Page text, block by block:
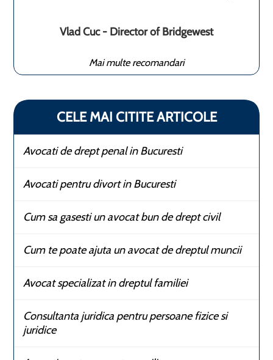
Vlad Cuc - Director of Bridgewest
Mai multe recomandari
CELE MAI CITITE ARTICOLE
Avocati de drept penal in Bucuresti
Avocati pentru divort in Bucuresti
Cum sa gasesti un avocat bun de drept civil
Cum te poate ajuta un avocat de dreptul muncii
Avocat specializat in dreptul familiei
Consultanta juridica pentru persoane fizice si
juridice